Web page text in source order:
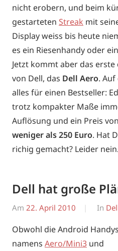
nicht erobern, und beim
gestarteten Streak mit
Display weiss bis heute
es ein Riesenhandy oder
Jetzt kommt aber das
von Dell, das Dell Aero.
alles für einen Bestseller:
trotz kompakter Maße
Auflösung und ein Preis
weniger als 250 Euro. Hat
richig gemacht? Leider nein.
Dell hat große
Am 22. April 2010
Von
In
Obwohl die Android
namens Aero/Mini3 und